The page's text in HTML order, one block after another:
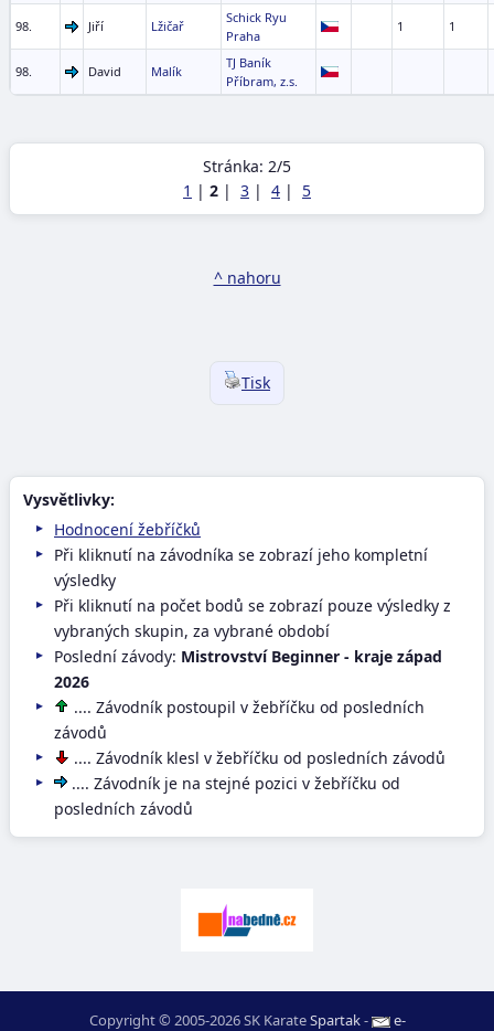
98. Jiří Lžičař
Schick Ryu
Praha
1 1
98. David Malík
TJ Baník
Příbram, z.s.
Stránka: 2/5
1 | 2 | 3 | 4 | 5
^ nahoru
Tisk
Vysvětlivky:
Hodnocení žebříčků
Při kliknutí na závodníka se zobrazí jeho kompletní
výsledky
Při kliknutí na počet bodů se zobrazí pouze výsledky z
vybraných skupin, za vybrané období
Poslední závody: Mistrovství Beginner - kraje západ
2026
.... Závodník postoupil v žebříčku od posledních
závodů
.... Závodník klesl v žebříčku od posledních závodů
.... Závodník je na stejné pozici v žebříčku od
posledních závodů
Copyright © 2005-2026 SK KarateSpartak-
e-